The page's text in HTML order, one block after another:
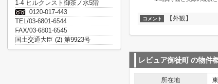
コメント 【外観】
レピュア御徒町の物件
所在地
1-4 ヒルクレスト御茶ノ水5階
0120-017-443
TEL/03-6801-6544
FAX/03-6801-6545
国土交通大臣 (2) 第9923号